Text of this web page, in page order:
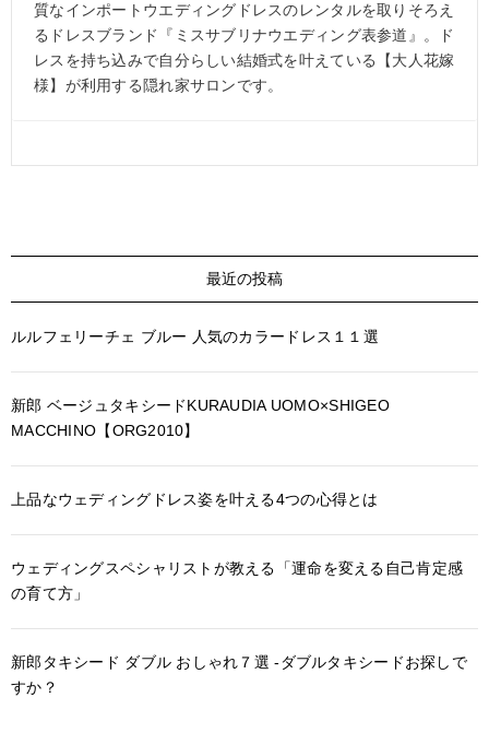
質なインポートウエディングドレスのレンタルを取りそろえ
るドレスブランド『ミスサブリナウエディング表参道』。ド
レスを持ち込みで自分らしい結婚式を叶えている【大人花嫁
様】が利用する隠れ家サロンです。
最近の投稿
ルルフェリーチェ ブルー 人気のカラードレス１１選
新郎 ベージュタキシードKURAUDIA UOMO×SHIGEO
MACCHINO【ORG2010】
上品なウェディングドレス姿を叶える4つの心得とは
ウェディングスペシャリストが教える「運命を変える自己肯定感
の育て方」
新郎タキシード ダブル おしゃれ７選 -ダブルタキシードお探しで
すか？